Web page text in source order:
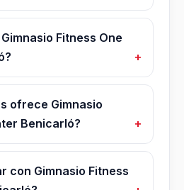
Fitness One
ofrece Gimnasio
Benicarló?
con Gimnasio Fitness